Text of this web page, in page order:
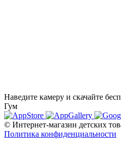
Наведите камеру и скачайте
Гум
© Интернет-магазин детских
Политика конфиденциальности